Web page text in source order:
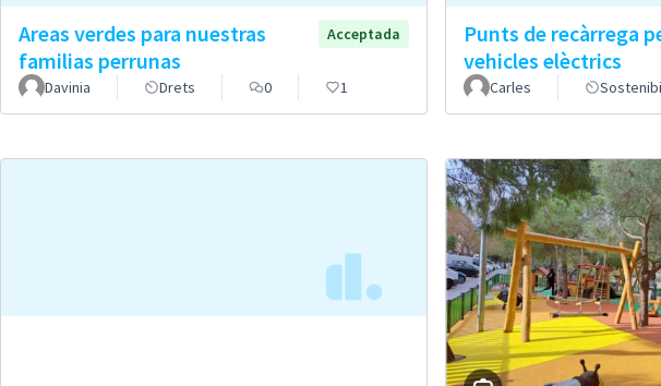
Areas verdes para nuestras
familias perrunas
Acceptada
Davinia Drets 0 1
Punts de recàrrega
vehicles elèctrics
Carles